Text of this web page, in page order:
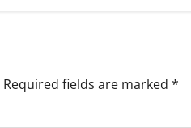
Required fields are marked *